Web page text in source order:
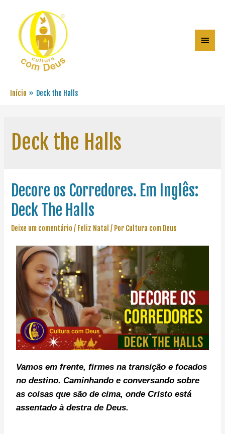
Início Deck the Halls
Deck the Halls
Decore os Corredores. Em Inglês:
Deck The Halls
Deixe um comentário / Feliz Natal / Por Cultura com Deus
Vamos em frente, firmes na transição e focados
no destino. Caminhando e conversando sobre
as coisas que são de cima, onde Cristo está
assentado à destra de Deus.